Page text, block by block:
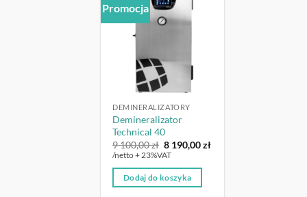
Promocja OBSERWUJ
DEMINERALIZATORY
Demineralizator
Technical 40
9 100,00zł Pierwotna
cena
9
100,00 zł.
8 190,00złAktualna
/netto + 23%VAT
Dodaj do koszyka